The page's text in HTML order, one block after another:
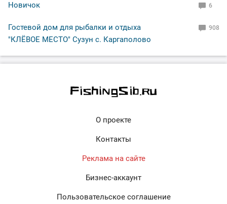
Новичок 6
Гостевой дом для рыбалки и отдыха
"КЛЁВОЕ МЕСТО" Сузун с. Каргаполово
908
О проекте
Контакты
Реклама на сайте
Бизнес-аккаунт
Пользовательское соглашение